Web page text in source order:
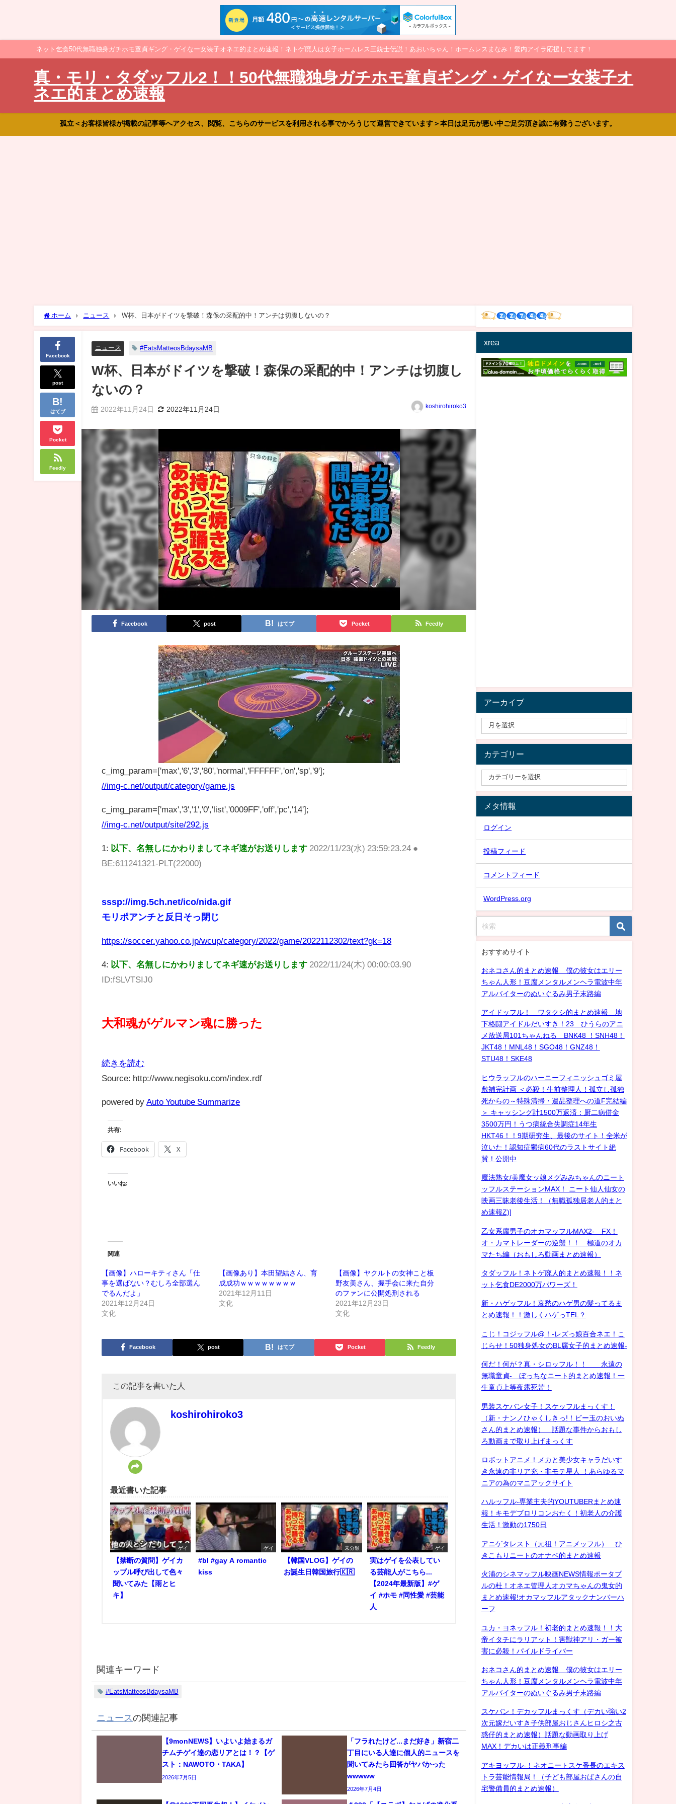
ネット乞食50代無職独身ガチホモ童貞ギング・ゲイなー女装子オネエ的まとめ速報！ネトゲ廃人は女子ホームレス三銃士伝説！あおいちゃん！ホームレスまなみ！愛内アイラ応援してます！
真・モリ・タダッフル2！！50代無職独身ガチホモ童貞ギング・ゲイなー女装子オ
ネエ的まとめ速報
孤立＜お客様皆様が掲載の記事等へアクセス、閲覧、こちらのサービスを利用される事でかろうじて運営できています＞本日は足元が悪い中ご足労頂き誠に有難うございます。
ホーム ニュース W杯、日本がドイツを撃破！森保の采配的中！アンチは切腹しないの？
Facebook
post
はてブ
Pocket
Feedly
ニュース #EatsMatteosBdaysaMB
W杯、日本がドイツを撃破！森保の采配的中！アンチは切腹し
ないの？
2022年11月24日 2022年11月24日 koshirohiroko3
Facebook post はてブ Pocket Feedly
c_img_param=['max','6','3','80','normal','FFFFFF','on','sp','9'];
//img-c.net/output/category/game.js
c_img_param=['max','3','1','0','list','0009FF','off','pc','14'];
//img-c.net/output/site/292.js
1: 以下、名無しにかわりましてネギ速がお送りします 2022/11/23(水) 23:59:23.24 ●
BE:611241321-PLT(22000)
sssp://img.5ch.net/ico/nida.gif
モリポアンチと反日そっ閉じ
https://soccer.yahoo.co.jp/wcup/category/2022/game/2022112302/text?gk=18
4: 以下、名無しにかわりましてネギ速がお送りします 2022/11/24(木) 00:00:03.90
ID:fSLVTSIJ0
大和魂がゲルマン魂に勝った
続きを読む
Source: http://www.negisoku.com/index.rdf
powered by Auto Youtube Summarize
共有:
Facebook X
いいね:
関連
【画像】ハローキティさん「仕
事を選ばない？むしろ全部選ん
でるんだよ」
2021年12月24日
文化
【画像あり】本田望結さん、育
成成功ｗｗｗｗｗｗｗｗ
2021年12月11日
文化
【画像】ヤクルトの女神こと板
野友美さん、握手会に来た自分
のファンに公開処刑される
2021年12月23日
文化
Facebook post はてブ Pocket Feedly
この記事を書いた人
koshirohiroko3
最近書いた記事
ゲイ
【禁断の質問】ゲイカ
ップル呼び出して色々
聞いてみた【雨とヒ
キ】
ゲイ
#bl #gay A romantic
kiss
未分類
【韓国VLOG】ゲイの
お誕生日韓国旅行🇰🇷
ゲイ
実はゲイを公表してい
る芸能人がこちら...
【2024年最新版】#ゲ
イ #ホモ #同性愛 #芸能
人
関連キーワード
#EatsMatteosBdaysaMB
ニュースの関連記事
【9monNEWS】いよいよ始まるガ
チムチゲイ達の恋リアとは！？【ゲ
スト：NAWOTO・TAKA】
2026年7月5日
「フラれたけど...まだ好き」新宿二
丁目にいる人達に個人的ニュースを
聞いてみたら回答がヤバかった
wwwww
2026年7月4日
xrea
アーカイブ
カテゴリー
メタ情報
ログイン
投稿フィード
コメントフィード
WordPress.org
おすすめサイト
おネコさん的まとめ速報 僕の彼女はエリー
ちゃん人形！豆腐メンタルメンヘラ電波中年
アルバイターのぬいぐるみ男子末路編
アイドッフル！ ワタクシ的まとめ速報 地
下格闘アイドルだいすき！23 ひうらのアニ
メ放送局101ちゃんねる BNK48 ！SNH48！
JKT48！MNL48！SGO48！GNZ48！
STU48！SKE48
ヒウラッフルのハーニーフィニッシュゴミ屋
敷補完計画 ＜必殺！生前整理人！孤立し孤独
死からの～特殊清掃・遺品整理への道F完結編
＞ キャッシング計1500万返済：厨二病借金
3500万円！うつ病統合失調症14年生
HKT46！！9期研究生、最後のサイト！全米が
泣いた！認知症鬱病60代のラストサイト絶
賛！公開中
魔法熟女/美魔女ッ娘メグみみちゃんのニート
ッフルステーションMAX！ ニート仙人仙女の
映画三昧老後生活！（無職孤独居老人的まと
め速報Z)]
乙女系腐男子のオカマッフルMAX2- FX！
オ・カマトレーダーの逆襲！！ 極道のオカ
マたち編（おもしろ動画まとめ速報）
タダッフル！ネトゲ廃人的まとめ速報！！ネ
ット乞食DE2000万パワーズ！
新・ハゲッフル！哀愁のハゲ男の髪ってるま
とめ速報！！激しくハゲっTEL？
こじ！コジッフル@！-レズっ娘百合ネエ！こ
じらせ！50独身処女のBL腐女子的まとめ速報-
何だ！何が？真・シロッフル！！ 永遠の
無職童貞- ぼっちなニート的まとめ速報！一
生童貞上等夜露死苦！
男装スケバン女子！スケッフルまっくす！
（新・ナンノひゃくしきっ!！ビー玉のおいぬ
さん的まとめ速報） 話題な事件からおもし
ろ動画まで取り上げまっくす
ロボットアニメ！メカと美少女キャラだいす
き永遠の非リア充・非モテ星人 ！あらゆるマ
ニアの為のマニアックサイト
ハルッフル-専業主夫的YOUTUBERまとめ速
報！キモデブロリコンおたく！初老人の介護
生活！激動の1750日
アニゲタレスト（元祖！アニメッフル） ひ
きこもりニートのオナベ的まとめ速報
火浦のシネマッフル映画NEWS情報ポータブ
ルの杜！オネエ管理人オカマちゃんの鬼女的
まとめ速報!オカマッフルアタックナンバーハ
ーフ
ユカ・ヨネッフル！初老的まとめ速報！！大
帝イタチにラリアット！害獣神アリ・ガー被
害に必殺！パイルドライバー
おネコさん的まとめ速報 僕の彼女はエリー
ちゃん人形！豆腐メンタルメンヘラ電波中年
アルバイターのぬいぐるみ男子末路編
スケバン！デカッフルまっくす（デカい強い2
次元嫁だいすき子供部屋おじさんヒロシ之古
惑仔的まとめ速報）話題な動画取り上げ
MAX！デカいは正義刑事編
アキヨッフル-！ネオニートスケ番長のエキス
トラ芸能情報局！（子ども部屋おばさんの自
宅警備員的まとめ速報）